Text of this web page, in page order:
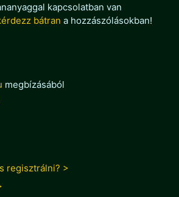
kapcsolatban van
bátran a hozzászólásokban!
megbízásából
regisztrálni? >